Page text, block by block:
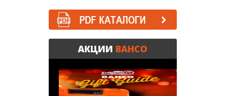
PDF КАТАЛОГИ
АКЦИИ BAHCO